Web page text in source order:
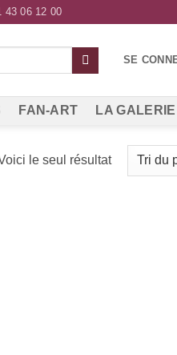
43 06 12 00
SE
FAN-ART LA GALERIE
le seul résultat